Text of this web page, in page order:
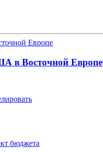
в Восточной Европе